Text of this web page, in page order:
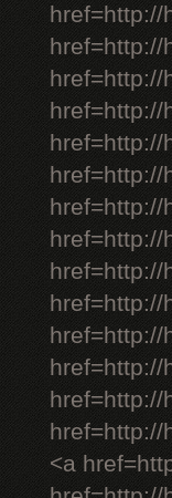
href=http://
href=http://
href=http://
href=http://
href=http://
href=http://
href=http://
href=http://
href=http://
href=http://
href=http://
href=http://
href=http://
href=http://
<a